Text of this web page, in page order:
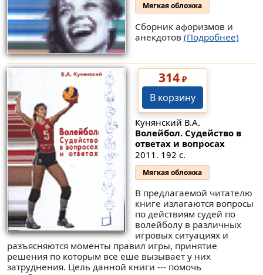
Мягкая обложка
Сборник афоризмов и
анекдотов (Подробнее)
314₽
В корзину
Кунянский В.А.
Волейбол. Судейство в
ответах и вопросах
2011. 192 с.
Мягкая обложка
В предлагаемой читателю
книге излагаются вопросы
по действиям судей по
волейболу в различных
игровых ситуациях и
разъясняются моменты правил игры, принятие
решения по которым все еше вызывает у них
затруднения. Цель данной книги --- помочь